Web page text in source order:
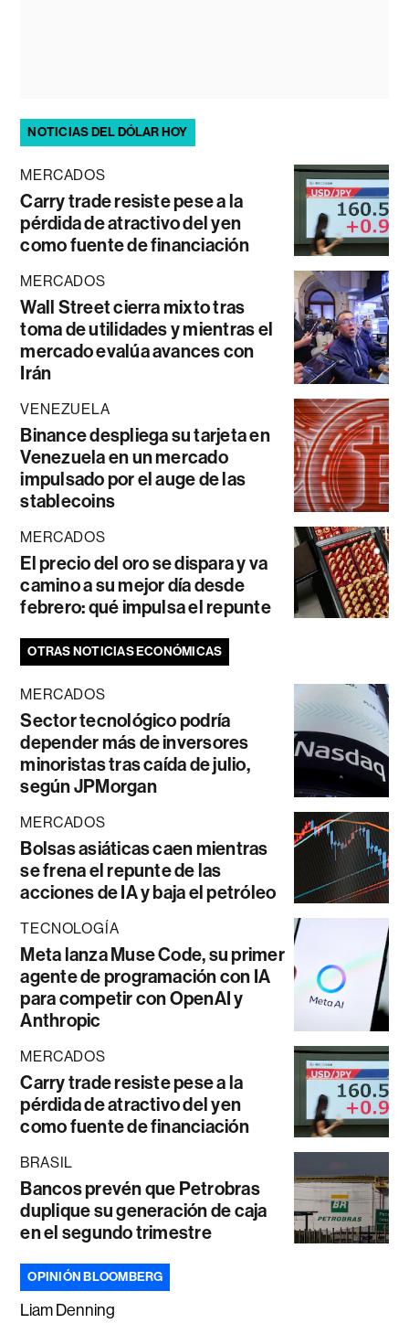
NOTICIAS DEL DÓLAR HOY
MERCADOS
Carry trade resiste pese a la
pérdida de atractivo del yen
como fuente de financiación
MERCADOS
Wall Street cierra mixto tras
toma de utilidades y mientras el
mercado evalúa avances con
Irán
VENEZUELA
Binance despliega su tarjeta en
Venezuela en un mercado
impulsado por el auge de las
stablecoins
MERCADOS
El precio del oro se dispara y va
camino a su mejor día desde
febrero: qué impulsa el repunte
OTRAS NOTICIAS ECONÓMICAS
MERCADOS
Sector tecnológico podría
depender más de inversores
minoristas tras caída de julio,
según JPMorgan
MERCADOS
Bolsas asiáticas caen mientras
se frena el repunte de las
acciones de IA y baja el petróleo
TECNOLOGÍA
Meta lanza Muse Code, su primer
agente de programación con IA
para competir con OpenAI y
Anthropic
MERCADOS
Carry trade resiste pese a la
pérdida de atractivo del yen
como fuente de financiación
BRASIL
Bancos prevén que Petrobras
duplique su generación de caja
en el segundo trimestre
OPINIÓN BLOOMBERG
Liam Denning